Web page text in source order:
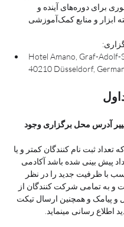
ثبت‌نام حضوری برای دوره‌های آینده و
و منابع کمک‌آموزشی
Hotel Amano, Graf-Adolf-
40210 Düsseldorf,
آدرس محل برگزاری وجود
تعداد ثبت نام کنندگان کمتر و یا
پیش بینی شده باشد آکادمی
با ظرفیت جدید را در نظر
و به تمامی شرکت کنندگان از
و پیامک و همچنین ارسال تیکت
اطلاع رسانی مینماید.